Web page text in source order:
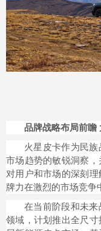
品牌战略布局前瞻
火星皮卡作为民
市场趋势的敏锐洞察
对用户和市场的深刻
牌力在激烈的市场竞争
在当前阶段和未
领域，计划推出全尺